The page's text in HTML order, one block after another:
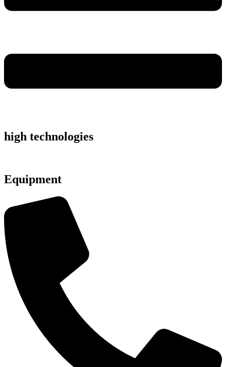
high technologies
Equipment